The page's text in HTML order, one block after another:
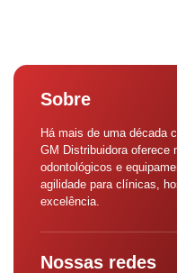
Sobre
Há mais de uma década
GM Distribuidora oferece
odontológicos e
agilidade para clínicas,
excelência.
Nossas redes